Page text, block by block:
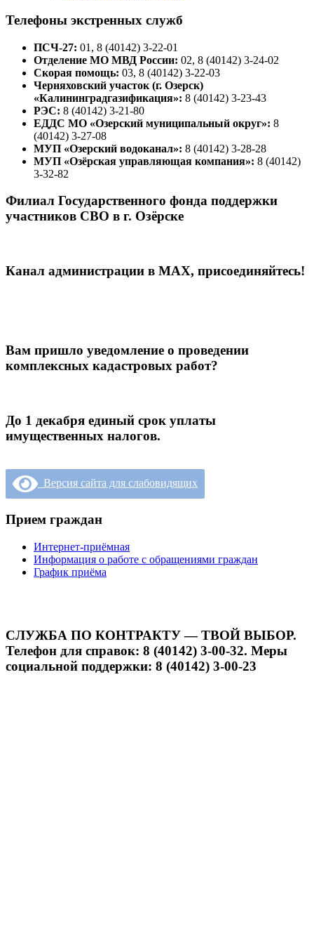
Телефоны экстренных служб
ПСЧ-27: 01, 8 (40142) 3-22-01
Отделение МО МВД России: 02, 8 (40142) 3-24-02
Скорая помощь: 03, 8 (40142) 3-22-03
Черняховский участок (г. Озерск)
«Калининградгазификация»: 8 (40142) 3-23-43
РЭС: 8 (40142) 3-21-80
ЕДДС МО «Озерский муниципальный округ»: 8
(40142) 3-27-08
МУП «Озерский водоканал»: 8 (40142) 3-28-28
МУП «Озёрская управляющая компания»: 8 (40142)
3-32-82
Филиал Государственного фонда поддержки
участников СВО в г. Озёрске
Канал администрации в МАХ, присоединяйтесь!
Вам пришло уведомление о проведении
комплексных кадастровых работ?
До 1 декабря единый срок уплаты
имущественных налогов.
Версия сайта для слабовидящих
Прием граждан
Интернет-приёмная
Информация о работе с обращениями граждан
График приёма
СЛУЖБА ПО КОНТРАКТУ — ТВОЙ ВЫБОР.
Телефон для справок: 8 (40142) 3-00-32. Меры
социальной поддержки: 8 (40142) 3-00-23